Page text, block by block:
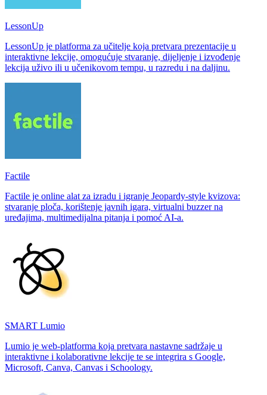
LessonUp
LessonUp je platforma za učitelje koja pretvara prezentacije u
interaktivne lekcije, omogućuje stvaranje, dijeljenje i izvođenje
lekcija uživo ili u učenikovom tempu, u razredu i na daljinu.
Factile
Factile je online alat za izradu i igranje Jeopardy-style kvizova:
stvaranje ploča, korištenje javnih igara, virtualni buzzer na
uređajima, multimedijalna pitanja i pomoć AI-a.
SMART Lumio
Lumio je web-platforma koja pretvara nastavne sadržaje u
interaktivne i kolaborativne lekcije te se integrira s Google,
Microsoft, Canva, Canvas i Schoology.